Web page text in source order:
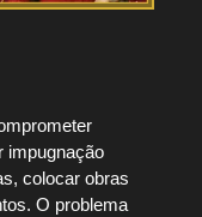
impugnação
colocar obras
O problema